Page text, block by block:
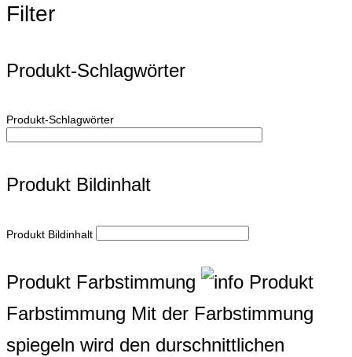
Filter
Produkt-Schlagwörter
Produkt-Schlagwörter
Produkt Bildinhalt
Produkt Bildinhalt
Produkt Farbstimmung
Produkt
Farbstimmung Mit der Farbstimmung
spiegeln wird den durschnittlichen